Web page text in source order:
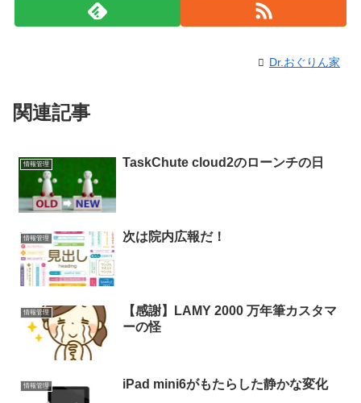
Dr.おぐりん家
関連記事
情報管理 TaskChute cloud2のローンチの日
情報管理 次は院内広報だ！
情報管理
【感謝】LAMY 2000 万年筆カスタマ
ーの怪
情報管理 iPad mini6がもたらした静かな変化